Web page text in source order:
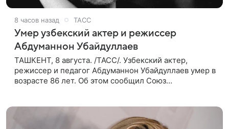
8 часов назад ТАСС
Умер узбекский актер и режиссер
Абдуманнон Убайдуллаев
ТАШКЕНТ, 8 августа. /ТАСС/. Узбекский актер,
режиссер и педагог Абдуманнон Убайдуллаев умер в
возрасте 86 лет. Об этом сообщил Союз